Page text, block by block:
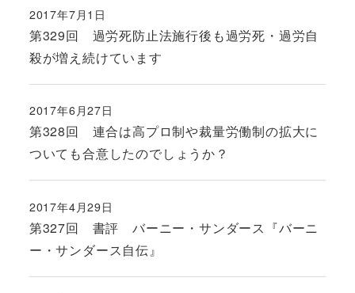
第329回 過労死防止法施行後も過労死・過労自
殺が増え続けています
投稿日
2017年7月1日
第328回 連合は高プロ制や裁量労働制の拡大に
ついても合意したのでしょうか？
投稿日
2017年6月27日
第327回 書評 バーニー・サンダース『バーニ
ー・サンダース自伝』
投稿日
2017年4月29日